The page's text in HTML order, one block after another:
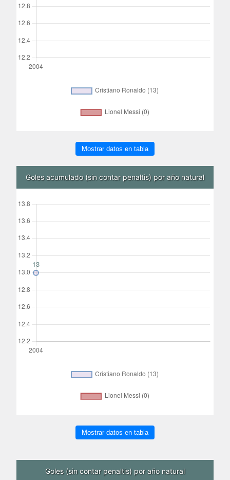
Mostrar datos en tabla
Goles acumulado (sin contar penaltis) por año natural
Mostrar datos en tabla
Goles (sin contar penaltis) por año natural